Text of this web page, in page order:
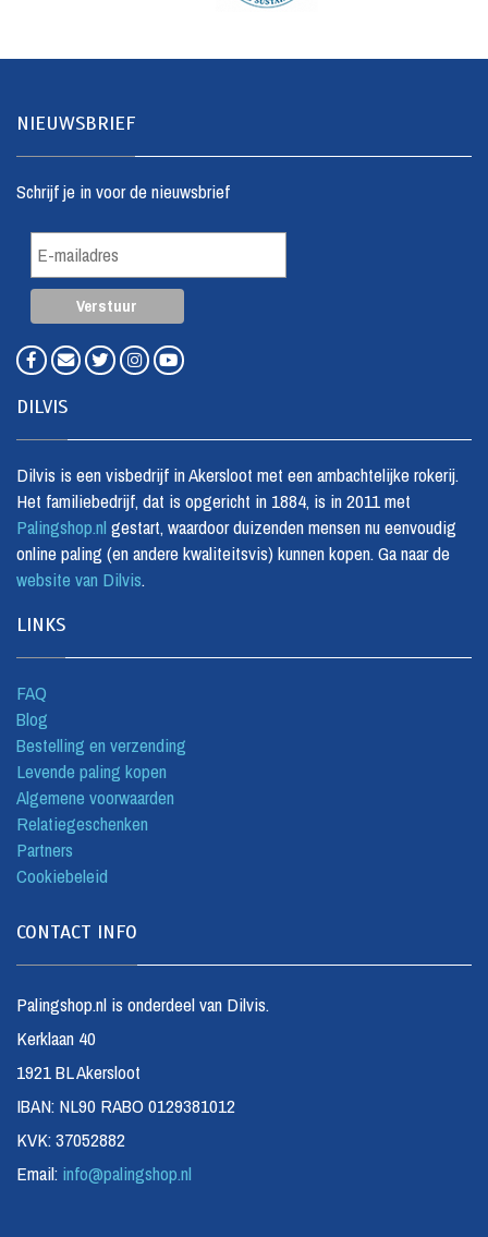
NIEUWSBRIEF
Schrijf je in voor de nieuwsbrief
DILVIS
Dilvis is een visbedrijf in Akersloot met een ambachtelijke rokerij.
Het familiebedrijf, dat is opgericht in 1884, is in 2011 met
Palingshop.nl gestart, waardoor duizenden mensen nu eenvoudig
online paling (en andere kwaliteitsvis) kunnen kopen. Ga naar de
website van Dilvis.
LINKS
FAQ
Blog
Bestelling en verzending
Levende paling kopen
Algemene voorwaarden
Relatiegeschenken
Partners
Cookiebeleid
CONTACT INFO
Palingshop.nl is onderdeel van Dilvis.
Kerklaan 40
1921 BL Akersloot
IBAN: NL90 RABO 0129381012
KVK: 37052882
Email: info@palingshop.nl